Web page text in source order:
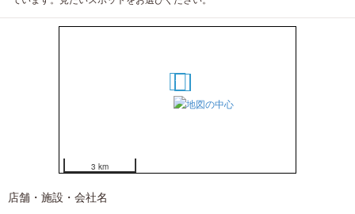
1
3 km
店舗・施設・会社名